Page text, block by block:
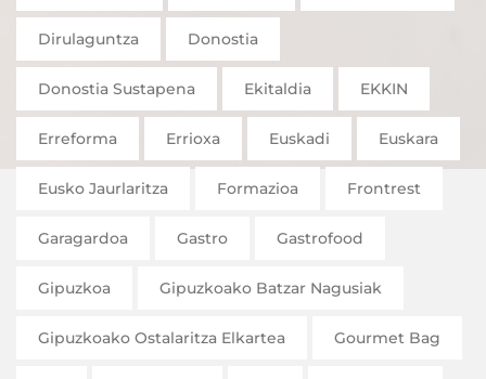
Dirulaguntza Donostia
Donostia Sustapena Ekitaldia EKKIN
Erreforma Errioxa Euskadi Euskara
Eusko Jaurlaritza Formazioa Frontrest
Garagardoa Gastro Gastrofood
Gipuzkoa Gipuzkoako Batzar Nagusiak
Gipuzkoako Ostalaritza Elkartea Gourmet Bag